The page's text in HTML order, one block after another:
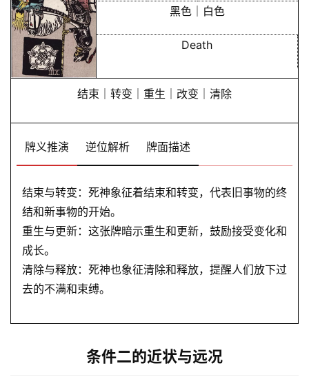
命
理
服
会
员
登录 注册
黑色｜白色
Death
结束｜转变｜重生｜改变｜清除
牌义推演 逆位解析 牌面描述
结束与转变：死神象征着结束和转变，代表旧事物的终
结和新事物的开始。
重生与更新：这张牌暗示重生和更新，鼓励接受变化和
成长。
清除与释放：死神也象征清除和释放，提醒人们放下过
去的不满和束缚。
条件二的近状与远况